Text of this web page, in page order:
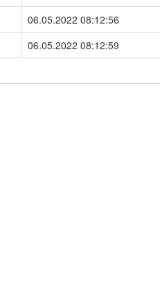
06.05.2022 08:12:56
06.05.2022 08:12:59